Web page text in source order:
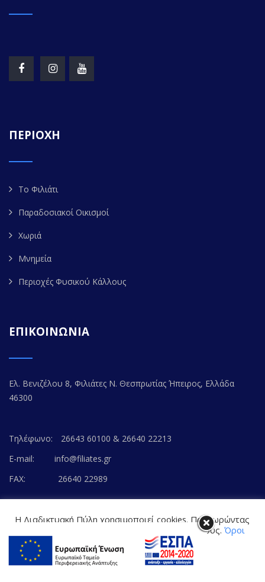
ΠΕΡΙΟΧΗ
Το Φιλιάτι
Παραδοσιακοί Οικισμοί
Χωριά
Μνημεία
Περιοχές Φυσικού Κάλλους
ΕΠΙΚΟΙΝΩΝΙΑ
Ελ. Βενιζέλου 8, Φιλιάτες Ν. Θεσπρωτίας Ήπειρος, Ελλάδα
46300
Τηλέφωνο:
26643 60100 & 26640 22213
E-mail:
info@filiates.gr
FAX:
26640 22989
© Copyright 2020. FILIATES.GR | All Rights Reserved.
Powered by
WEB-WAY
Η Διαδικτυακή Πύλη χρησιμοποιεί cookies. Προχωρώντας
στο περιεχόμενο, συναινείτε με την αποδοχή τους. Όροι
Χρήσης Ιστοτόπου
Cookie settings
ΑΠΟΔΟΧΗ